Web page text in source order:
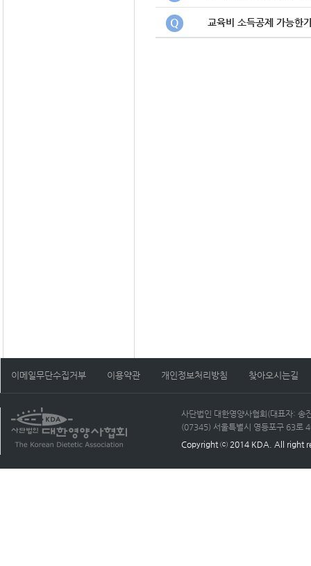
Q 교육비 소득공제 가능한
이메일무단수집거부 이용약관 개인정보처리방침 찾아오시는길
사단법인 대한영양사협회(대표자:
(07345) 서울특별시 영등포구 63
Copyright ⓒ 2014 KDA. All right